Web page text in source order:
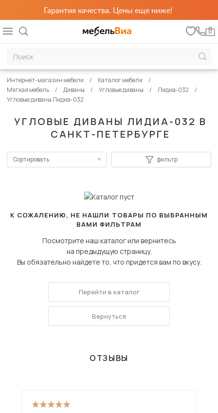
Гарантия качества. Цены еще ниже!
0
УГЛОВЫЕ ДИВАНЫ ЛИДИА-032 В
САНКТ-ПЕТЕРБУРГЕ
Интернет-магазин мебели
Каталог мебели
Мягкая мебель
Диваны Угловые диваны
Лидиа-032
Угловые диваны Лидиа-032
Сортировать
Сначала дешевые
фильтр
К СОЖАЛЕНИЮ, НЕ НАШЛИ ТОВАРЫ ПО ВЫБРАННЫМ
ВАМИ ФИЛЬТРАМ
Посмотрите наш каталог или вернитесь
на предыдущую страницу.
Вы обязательно найдете то, что придется вам по вкусу.
Перейти в каталог
Вернуться
ОТЗЫВЫ